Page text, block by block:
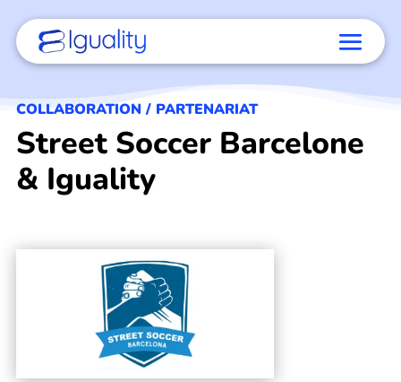
COLLABORATION / PARTENARIAT
Street Soccer Barcelone
& Iguality